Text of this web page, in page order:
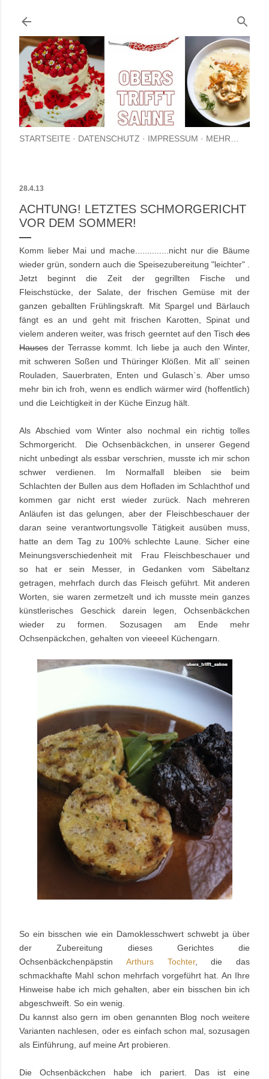
STARTSEITE DATENSCHUTZ IMPRESSUM MEHR…
28.4.13
ACHTUNG! LETZTES SCHMORGERICHT
VOR DEM SOMMER!
Komm lieber Mai und mache..............nicht nur die Bäume
wieder grün, sondern auch die Speisezubereitung "leichter" .
Jetzt beginnt die Zeit der gegrillten Fische und
Fleischstücke, der Salate, der frischen Gemüse mit der
ganzen geballten Frühlingskraft. Mit Spargel und Bärlauch
fängt es an und geht mit frischen Karotten, Spinat und
vielem anderen weiter, was frisch geerntet auf den Tisch des
Hauses der Terrasse kommt. Ich liebe ja auch den Winter,
mit schweren Soßen und Thüringer Klößen. Mit all` seinen
Rouladen, Sauerbraten, Enten und Gulasch`s. Aber umso
mehr bin ich froh, wenn es endlich wärmer wird (hoffentlich)
und die Leichtigkeit in der Küche Einzug hält.
Als Abschied vom Winter also nochmal ein richtig tolles
Schmorgericht. Die Ochsenbäckchen, in unserer Gegend
nicht unbedingt als essbar verschrien, musste ich mir schon
schwer verdienen. Im Normalfall bleiben sie beim
Schlachten der Bullen aus dem Hofladen im Schlachthof und
kommen gar nicht erst wieder zurück. Nach mehreren
Anläufen ist das gelungen, aber der Fleischbeschauer der
daran seine verantwortungsvolle Tätigkeit ausüben muss,
hatte an dem Tag zu 100% schlechte Laune. Sicher eine
Meinungsverschiedenheit mit Frau Fleischbeschauer und
so hat er sein Messer, in Gedanken vom Säbeltanz
getragen, mehrfach durch das Fleisch geführt. Mit anderen
Worten, sie waren zermetzelt und ich musste mein ganzes
künstlerisches Geschick darein legen, Ochsenbäckchen
wieder zu formen. Sozusagen am Ende mehr
Ochsenpäckchen, gehalten von vieeeel Küchengarn.
So ein bisschen wie ein Damoklesschwert schwebt ja über
der Zubereitung dieses Gerichtes die
Ochsenbäckchenpäpstin Arthurs Tochter, die das
schmackhafte Mahl schon mehrfach vorgeführt hat. An Ihre
Hinweise habe ich mich gehalten, aber ein bisschen bin ich
abgeschweift. So ein wenig.
Du kannst also gern im oben genannten Blog noch weitere
Varianten nachlesen, oder es einfach schon mal, sozusagen
als Einführung, auf meine Art probieren.
Die Ochsenbäckchen habe ich pariert. Das ist eine